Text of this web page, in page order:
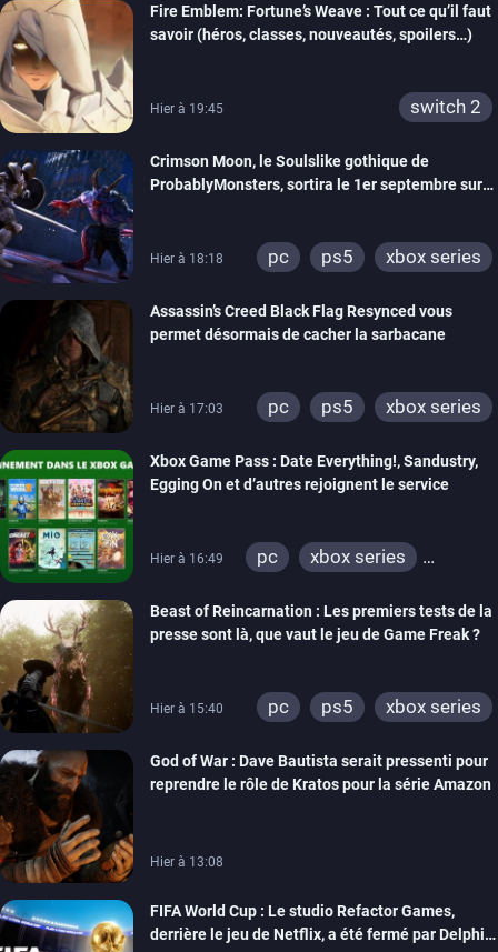
Fire Emblem: Fortune’s Weave : Tout ce qu’il faut
savoir (héros, classes, nouveautés, spoilers…)
Hier à 19:45 switch 2
Crimson Moon, le Soulslike gothique de
ProbablyMonsters, sortira le 1er septembre sur
Hier à 18:18 pc ps5 xbox series
Assassin’s Creed Black Flag Resynced vous
permet désormais de cacher la sarbacane
Hier à 17:03 pc ps5 xbox series
Xbox Game Pass : Date Everything!, Sandustry,
Egging On et d’autres rejoignent le service
Hier à 16:49 pc
xbox series
Beast of Reincarnation : Les premiers tests de la
presse sont là, que vaut le jeu de Game Freak ?
Hier à 15:40 pc ps5 xbox series
God of War : Dave Bautista serait pressenti pour
reprendre le rôle de Kratos pour la série Amazon
Hier à 13:08
FIFA World Cup : Le studio Refactor Games,
derrière le jeu de Netflix, a été fermé par Delphi